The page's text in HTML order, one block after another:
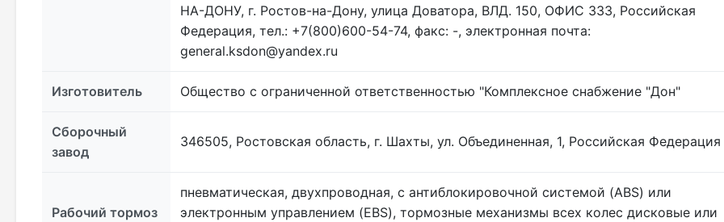
НА-ДОНУ, г. Ростов-на-Дону, улица Доватора, ВЛД. 150, ОФИС 333, Российская
Федерация, тел.: +7(800)600-54-74, факс: -, электронная почта:
general.ksdon@yandex.ru
Изготовитель Общество с ограниченной ответственностью "Комплексное снабжение "Дон"
Сборочный
завод
346505, Ростовская область, г. Шахты, ул. Объединенная, 1, Российская Федерация
Рабочий тормоз
пневматическая, двухпроводная, с антиблокировочной системой (ABS) или
электронным управлением (EBS), тормозные механизмы всех колес дисковые или